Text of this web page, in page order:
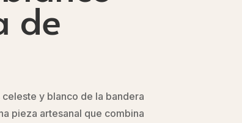
de
y blanco de la bandera
pieza artesanal que combina